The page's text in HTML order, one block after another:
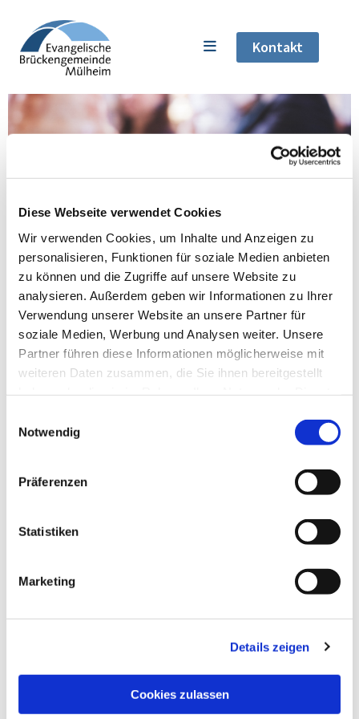
Diese Webseite verwendet Cookies
Wir verwenden Cookies, um Inhalte und Anzeigen zu
personalisieren, Funktionen für soziale Medien anbieten
zu können und die Zugriffe auf unsere Website zu
analysieren. Außerdem geben wir Informationen zu Ihrer
Verwendung unserer Website an unsere Partner für
soziale Medien, Werbung und Analysen weiter. Unsere
Partner führen diese Informationen möglicherweise mit
weiteren Daten zusammen, die Sie ihnen bereitgestellt
Notwendig
Präferenzen
Statistiken
Marketing
Details zeigen
Cookies zulassen
Kontakt
Kirche im Fliedner Dorf
Das Fliedner Dorf in Mülheim-Selbeck ist
ein einzigartiger, integrativer Wohnort, in
dem rund 600 Menschen – jung und alt, mit
und ohne Behinderung – in einer
lebendigen Dorfgemeinschaft
zusammenleben. Entstanden in den 1980er
Begegnung mit vielfältigen Angeboten. Die
45468 Mülheim an der Ruhr